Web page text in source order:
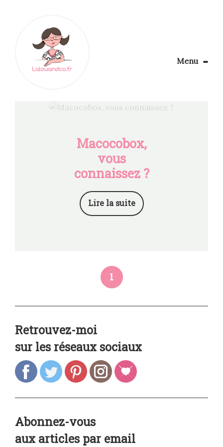
Menu
Apprendre la couture
Macocobox,
vous
connaissez ?
Lire la suite
1
Retrouvez-moi
sur les réseaux sociaux
Abonnez-vous
aux articles par email